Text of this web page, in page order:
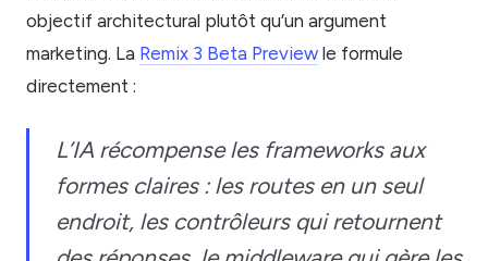
objectif architectural plutôt qu’un argument
marketing. La Remix 3 Beta Preview le formule
directement :
L’IA récompense les frameworks aux
formes claires : les routes en un seul
endroit, les contrôleurs qui retournent